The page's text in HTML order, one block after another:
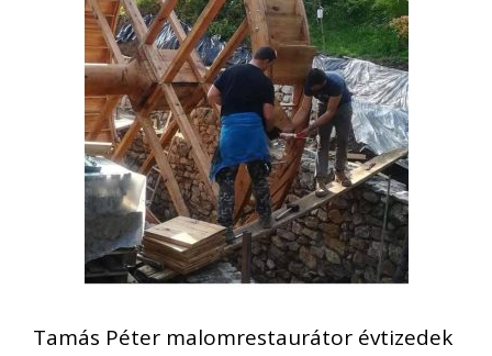
Tamás Péter malomrestaurátor évtizedek